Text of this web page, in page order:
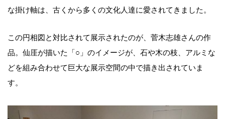
な掛け軸は、古くから多くの文化人達に愛されてきました。
この円相図と対比されて展示されたのが、菅木志雄さんの作
品。仙厓が描いた「○」のイメージが、石や木の枝、アルミな
どを組み合わせて巨大な展示空間の中で描き出されていま
す。